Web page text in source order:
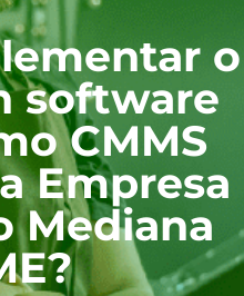
o
software
CMMS
Empresa
Mediana